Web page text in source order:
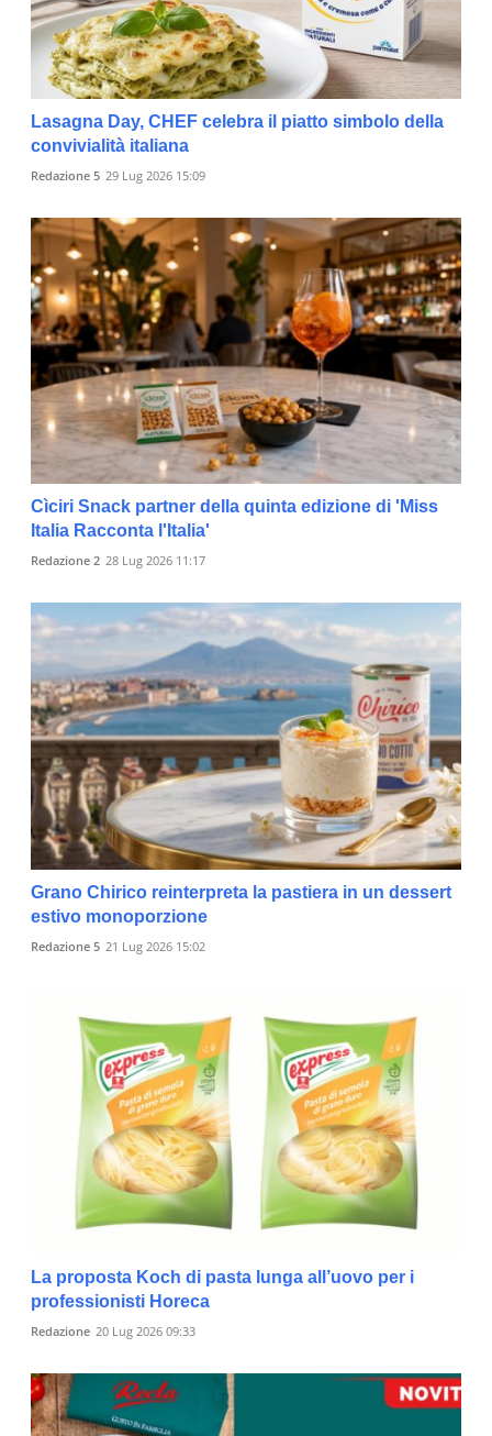
Lasagna Day, CHEF celebra il piatto simbolo della
convivialità italiana
Redazione 5 29 Lug 2026 15:09
Cìciri Snack partner della quinta edizione di 'Miss
Italia Racconta l'Italia'
Redazione 2 28 Lug 2026 11:17
Grano Chirico reinterpreta la pastiera in un dessert
estivo monoporzione
Redazione 5 21 Lug 2026 15:02
La proposta Koch di pasta lunga all’uovo per i
professionisti Horeca
Redazione 20 Lug 2026 09:33